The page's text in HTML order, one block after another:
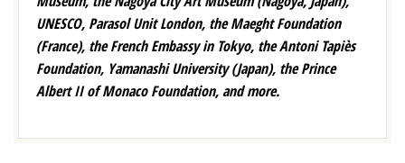
UNESCO, Parasol Unit London, the Maeght Foundation
(France), the French Embassy in Tokyo, the Antoni Tapiès
Foundation, Yamanashi University (Japan), the Prince
Albert II of Monaco Foundation, and more.